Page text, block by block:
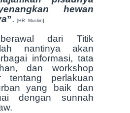
hewan
”. [HR. Muslim]
dari Titik
nantinya akan
informasi, tata
dan workshop
tentang perlakuan
yang baik dan
dengan sunnah